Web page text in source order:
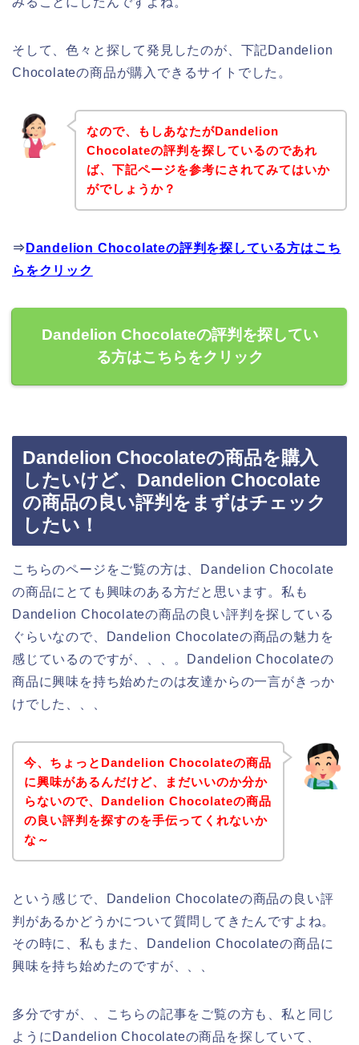
そして、色々と探して発見したのが、下記Dandelion
Chocolateの商品が購入できるサイトでした。
なので、もしあなたがDandelion
Chocolateの評判を探しているのであれ
ば、下記ページを参考にされてみてはいか
がでしょうか？
⇒ Dandelion Chocolateの評判を探している方はこち
らをクリック
Dandelion Chocolateの評判を探してい
る方はこちらをクリック
Dandelion Chocolateの商品を購入
したいけど、Dandelion Chocolate
の商品の良い評判をまずはチェック
したい！
こちらのページをご覧の方は、Dandelion Chocolate
の商品にとても興味のある方だと思います。私も
Dandelion Chocolateの商品の良い評判を探している
ぐらいなので、Dandelion Chocolateの商品の魅力を
感じているのですが、、、。Dandelion Chocolateの
商品に興味を持ち始めたのは友達からの一言がきっか
けでした、、、
今、ちょっとDandelion Chocolateの商品
に興味があるんだけど、まだいいのか分か
らないので、Dandelion Chocolateの商品
の良い評判を探すのを手伝ってくれないか
な～
という感じで、Dandelion Chocolateの商品の良い評
判があるかどうかについて質問してきたんですよね。
その時に、私もまた、Dandelion Chocolateの商品に
興味を持ち始めたのですが、、、
多分ですが、、こちらの記事をご覧の方も、私と同じ
ようにDandelion Chocolateの商品を探していて、